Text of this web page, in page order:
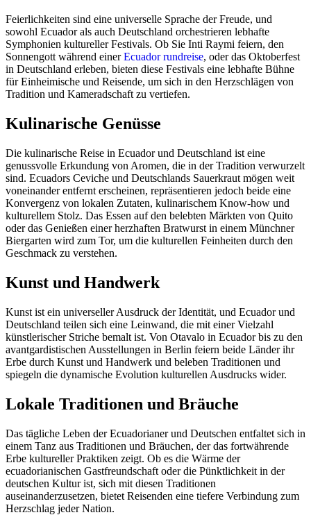
Feierlichkeiten sind eine universelle Sprache der Freude, und
sowohl Ecuador als auch Deutschland orchestrieren lebhafte
Symphonien kultureller Festivals. Ob Sie Inti Raymi feiern, den
Sonnengott während einerEcuador rundreise, oder das Oktoberfest
in Deutschland erleben, bieten diese Festivals eine lebhafte Bühne
für Einheimische und Reisende, um sich in den Herzschlägen von
Tradition und Kameradschaft zu vertiefen.
Kulinarische Genüsse
Die kulinarische Reise in Ecuador und Deutschland ist eine
genussvolle Erkundung von Aromen, die in der Tradition verwurzelt
sind. Ecuadors Ceviche und Deutschlands Sauerkraut mögen weit
voneinander entfernt erscheinen, repräsentieren jedoch beide eine
Konvergenz von lokalen Zutaten, kulinarischem Know-how und
kulturellem Stolz. Das Essen auf den belebten Märkten von Quito
oder das Genießen einer herzhaften Bratwurst in einem Münchner
Biergarten wird zum Tor, um die kulturellen Feinheiten durch den
Geschmack zu verstehen.
Kunst und Handwerk
Kunst ist ein universeller Ausdruck der Identität, und Ecuador und
Deutschland teilen sich eine Leinwand, die mit einer Vielzahl
künstlerischer Striche bemalt ist. Von Otavalo in Ecuador bis zu den
avantgardistischen Ausstellungen in Berlin feiern beide Länder ihr
Erbe durch Kunst und Handwerk und beleben Traditionen und
spiegeln die dynamische Evolution kulturellen Ausdrucks wider.
Lokale Traditionen und Bräuche
Das tägliche Leben der Ecuadorianer und Deutschen entfaltet sich in
einem Tanz aus Traditionen und Bräuchen, der das fortwährende
Erbe kultureller Praktiken zeigt. Ob es die Wärme der
ecuadorianischen Gastfreundschaft oder die Pünktlichkeit in der
deutschen Kultur ist, sich mit diesen Traditionen
auseinanderzusetzen, bietet Reisenden eine tiefere Verbindung zum
Herzschlag jeder Nation.